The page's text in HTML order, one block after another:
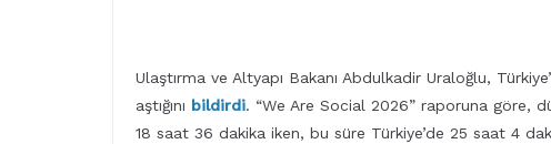
Ulaştırma ve Altyapı Bakanı Abdulkadir Uraloğlu,
aştığını bildirdi. “We Are Social 2026” raporuna göre,
18 saat 36 dakika iken, bu süre Türkiye’de 25 saat 4